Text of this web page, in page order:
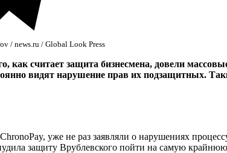
/ news.ru / Global Look Press
как считает защита бизнесмена, довели
видят нарушение прав их подзащитных.
уже не раз заявляли о нарушениях
защиту Врублевского пойти на самую